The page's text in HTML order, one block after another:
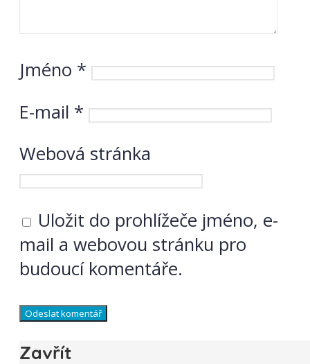
Jméno *
E-mail *
Webová stránka
Uložit do prohlížeče jméno, e-
mail a webovou stránku pro
budoucí komentáře.
Zavřít